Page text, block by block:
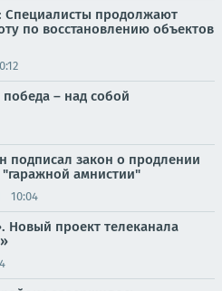
Специалисты продолжают
по восстановлению объектов
– над собой
подписал закон о продлении
"гаражной амнистии"
10:04
проект телеканала